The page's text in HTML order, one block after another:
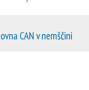
CAN v nemščini